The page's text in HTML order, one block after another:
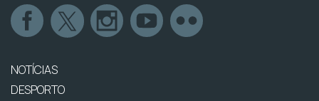
NOTÍCIAS
DESPORTO